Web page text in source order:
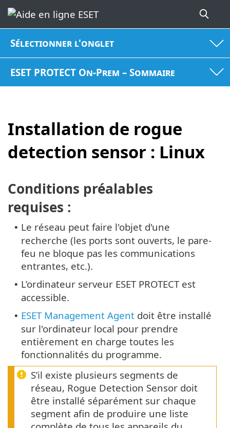
Sélectionner l'onglet
ESET PROTECT On-Prem – Sommaire
Installation de rogue
detection sensor : Linux
Conditions préalables
requises :
• Le réseau peut faire l'objet d'une
recherche (les ports sont ouverts, le pare-
feu ne bloque pas les communications
entrantes, etc.).
• L’ordinateur serveur ESET PROTECT est
accessible.
• ESET Management Agent doit être installé
sur l'ordinateur local pour prendre
entièrement en charge toutes les
fonctionnalités du programme.
S’il existe plusieurs segments de
réseau, Rogue Detection Sensor doit
être installé séparément sur chaque
segment afin de produire une liste